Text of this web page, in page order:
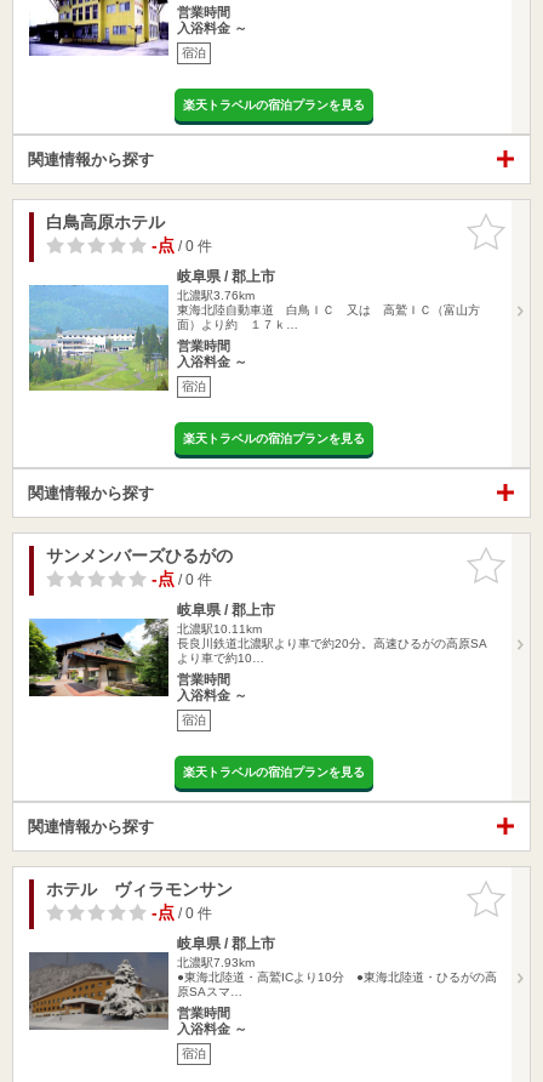
営業時間
入浴料金 ～
宿泊
楽天トラベルの宿泊プランを見る
関連情報から探す
お気に入
りに追加
白鳥高原ホテル
-点/ 0 件
岐阜県 / 郡上市
北濃駅3.76km
東海北陸自動車道 白鳥ＩＣ 又は 高鷲ＩＣ（富山方
面）より約 １７ｋ…
営業時間
入浴料金 ～
宿泊
楽天トラベルの宿泊プランを見る
関連情報から探す
お気に入
りに追加
サンメンバーズひるがの
-点/ 0 件
岐阜県 / 郡上市
北濃駅10.11km
長良川鉄道北濃駅より車で約20分。高速ひるがの高原SA
より車で約10…
営業時間
入浴料金 ～
宿泊
楽天トラベルの宿泊プランを見る
関連情報から探す
お気に入
りに追加
ホテル ヴィラモンサン
-点/ 0 件
岐阜県 / 郡上市
北濃駅7.93km
●東海北陸道・高鷲ICより10分 ●東海北陸道・ひるがの高
原SAスマ…
営業時間
入浴料金 ～
宿泊